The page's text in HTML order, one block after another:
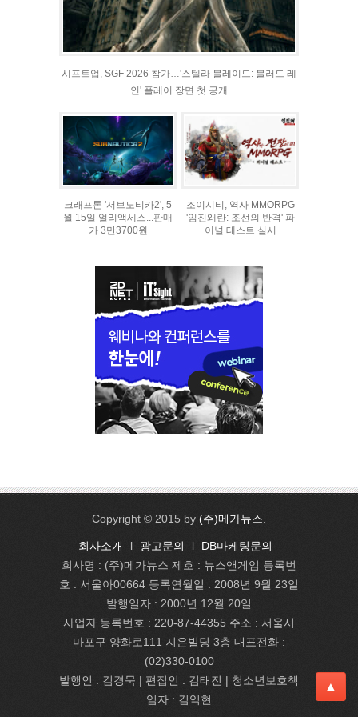
시프트업, SGF 2026 참가…'스텔라 블레이드: 블러드 레
인' 플레이 장면 첫 공개
크래프톤 '서브노티카2', 5
월 15일 얼리액세스...판매
가 3만3700원
조이시티, 역사 MMORPG
'임진왜란: 조선의 반격' 파
이널 테스트 실시
Copyright © 2015 by (주)메가뉴스
회사소개 l 광고문의 l
DB마케팅문의
회사명 : (주)메가뉴스 제호 : 뉴스앤게임 등록번
호 : 서울아00664 등록연월일 : 2008년 9월 23일
발행일자 : 2000년 12월 20일
사업자 등록번호 : 220-87-44355 주소 : 서울시
마포구 양화로111 지은빌딩 3층 대표전화 :
(02)330-0100
발행인 : 김경묵 | 편집인 : 김태진 | 청소년보호책
임자 : 김익현
▲